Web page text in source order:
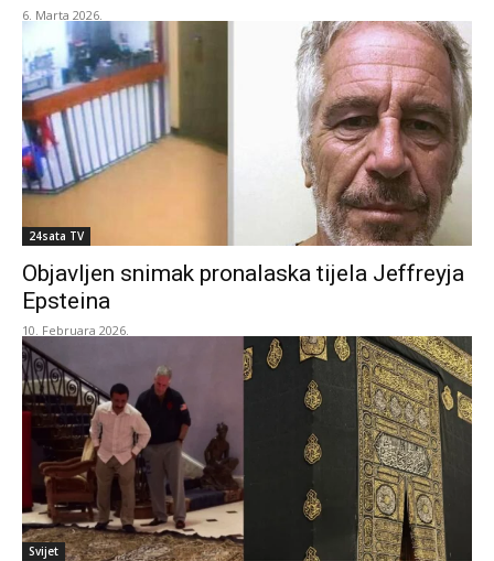
6. Marta 2026.
24sata TV
Objavljen snimak pronalaska tijela Jeffreyja
Epsteina
10. Februara 2026.
Svijet